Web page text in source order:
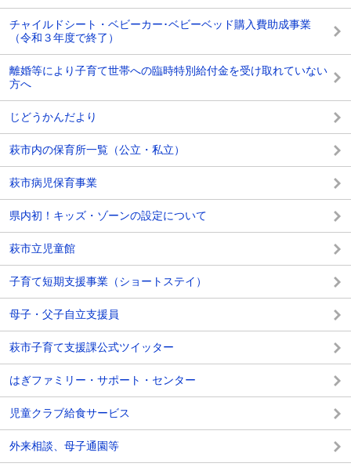
チャイルドシート・ベビーカー･ベビーベッド購入費助成事業
（令和３年度で終了）
離婚等により子育て世帯への臨時特別給付金を受け取れていない
方へ
じどうかんだより
萩市内の保育所一覧（公立・私立）
萩市病児保育事業
県内初！キッズ・ゾーンの設定について
萩市立児童館
子育て短期支援事業（ショートステイ）
母子・父子自立支援員
萩市子育て支援課公式ツイッター
はぎファミリー・サポート・センター
児童クラブ給食サービス
外来相談、母子通園等